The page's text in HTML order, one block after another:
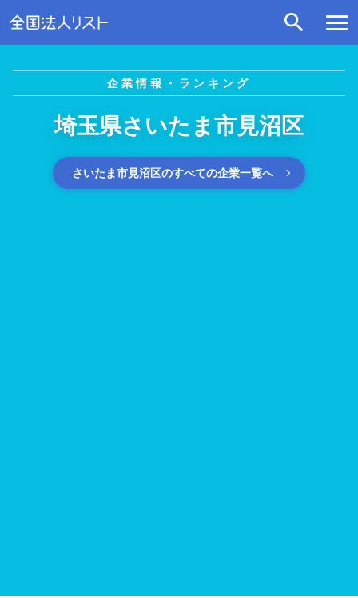
企業情報・ランキング
埼玉県さいたま市見沼区
さいたま市見沼区のすべての企業一覧へ